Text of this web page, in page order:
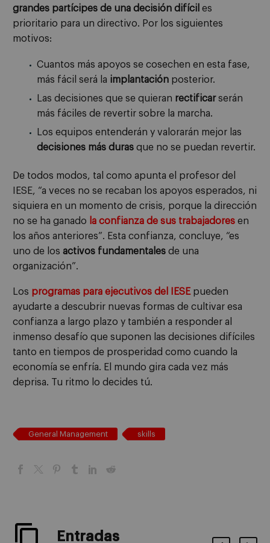
grandes partícipes de una decisión difícil es
prioritario para un directivo. Por los siguientes
motivos:
Cuantos más apoyos se cosechen en esta fase,
más fácil será la implantación posterior.
Las decisiones que se quieran rectificarserán
más fáciles de revertir sobre la marcha.
Los equipos entenderán y valorarán mejor las
decisiones más duras que no se puedan revertir.
De todos modos, tal como apunta el profesor del
IESE, “a veces no se recaban los apoyos esperados, ni
siquiera en un momento de crisis, porque la dirección
no se ha ganado la confianza de sus trabajadores en
los años anteriores”. Esta confianza, concluye, “es
uno de los activos fundamentales de una
organización”.
Los programas para ejecutivos del IESEpueden
ayudarte a descubrir nuevas formas de cultivar esa
confianza a largo plazo y también a responder al
inmenso desafío que suponen las decisiones difíciles
tanto en tiempos de prosperidad como cuando la
economía se enfría. El mundo gira cada vez más
deprisa. Tu ritmo lo decides tú.
General Management skills
Entradas